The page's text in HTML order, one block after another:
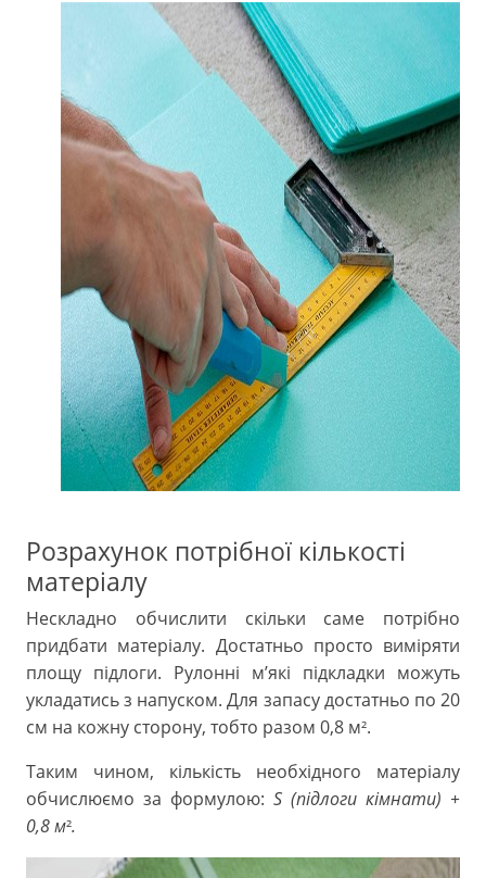
Розрахунок потрібної кількості
матеріалу
Нескладно обчислити скільки саме потрібно
придбати матеріалу. Достатньо просто виміряти
площу підлоги. Рулонні м’які підкладки можуть
укладатись з напуском. Для запасу достатньо по 20
см на кожну сторону, тобто разом 0,8 м².
Таким чином, кількість необхідного матеріалу
обчислюємо за формулою: S (підлоги кімнати) +
0,8 м².